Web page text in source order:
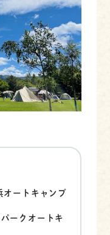
オートキャンプ
ークオートキ